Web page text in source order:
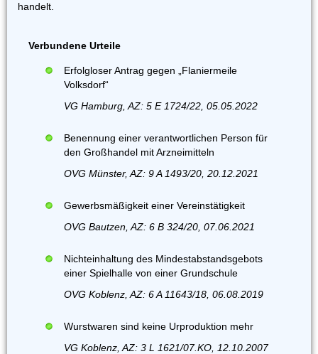
handelt.
Verbundene Urteile
Erfolgloser Antrag gegen „Flaniermeile
Volksdorf“
VG Hamburg, AZ: 5 E 1724/22, 05.05.2022
Benennung einer verantwortlichen Person für
den Großhandel mit Arzneimitteln
OVG Münster, AZ: 9 A 1493/20, 20.12.2021
Gewerbsmäßigkeit einer Vereinstätigkeit
OVG Bautzen, AZ: 6 B 324/20, 07.06.2021
Nichteinhaltung des Mindestabstandsgebots
einer Spielhalle von einer Grundschule
OVG Koblenz, AZ: 6 A 11643/18, 06.08.2019
Wurstwaren sind keine Urproduktion mehr
VG Koblenz, AZ: 3 L 1621/07.KO, 12.10.2007